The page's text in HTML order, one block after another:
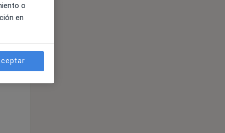
o
en